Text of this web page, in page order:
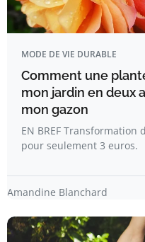
MODE DE VIE DURABLE
Comment une
mon jardin en deux
mon gazon
EN BREF
pour seulement 3 euros.
Amandine Blanchard